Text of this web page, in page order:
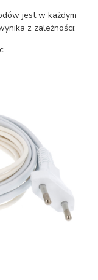
jest w każdym
z zależności: